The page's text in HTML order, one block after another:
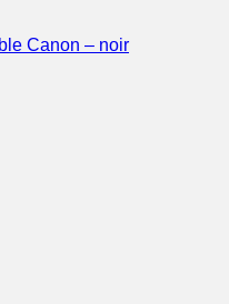
Canon – noir